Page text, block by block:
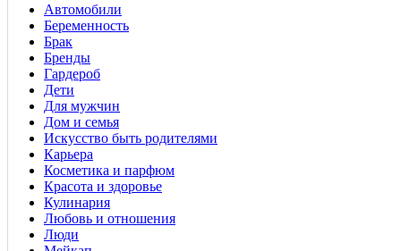
Автомобили
Беременность
Брак
Бренды
Гардероб
Дети
Для мужчин
Дом и семья
Искусство быть родителями
Карьера
Косметика и парфюм
Красота и здоровье
Кулинария
Любовь и отношения
Люди